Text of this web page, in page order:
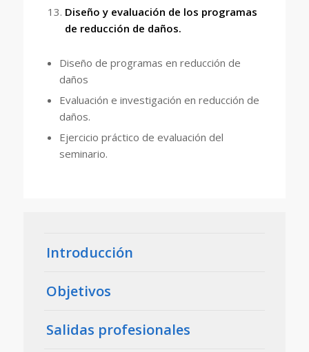
Diseño y evaluación de los programas
de reducción de daños.
Diseño de programas en reducción de
daños
Evaluación e investigación en reducción de
daños.
Ejercicio práctico de evaluación del
seminario.
Introducción
Objetivos
Salidas profesionales